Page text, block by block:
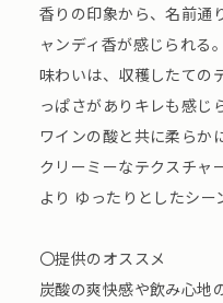
香りの印象から、名前通
ャンディ香が感じられる。
味わいは、収穫したての
っぱさがありキレも感じ
ワインの酸と共に柔らか
クリーミーなテクスチャ
より ゆったりとしたシー
〇提供のオススメ
炭酸の爽快感や飲み心地